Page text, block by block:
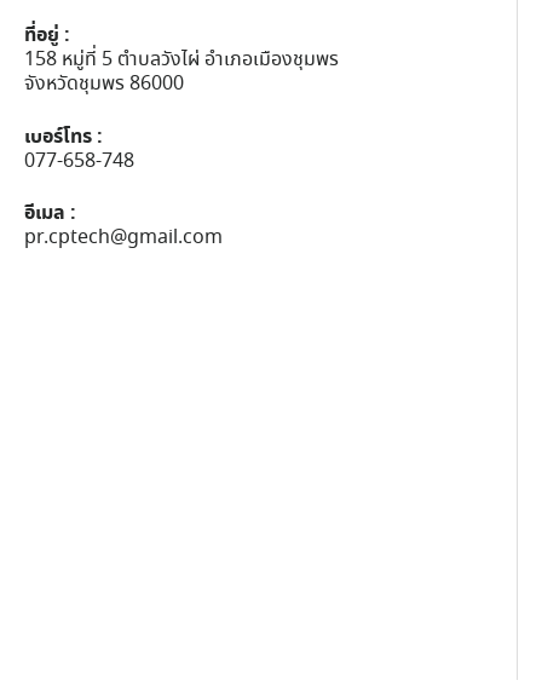
ที่อยู่ :
158 หมู่ที่ 5 ตำบลวังไผ่ อำเภอเมืองชุมพร
จังหวัดชุมพร 86000
เบอร์โทร :
077-658-748
อีเมล :
pr.cptech@gmail.com